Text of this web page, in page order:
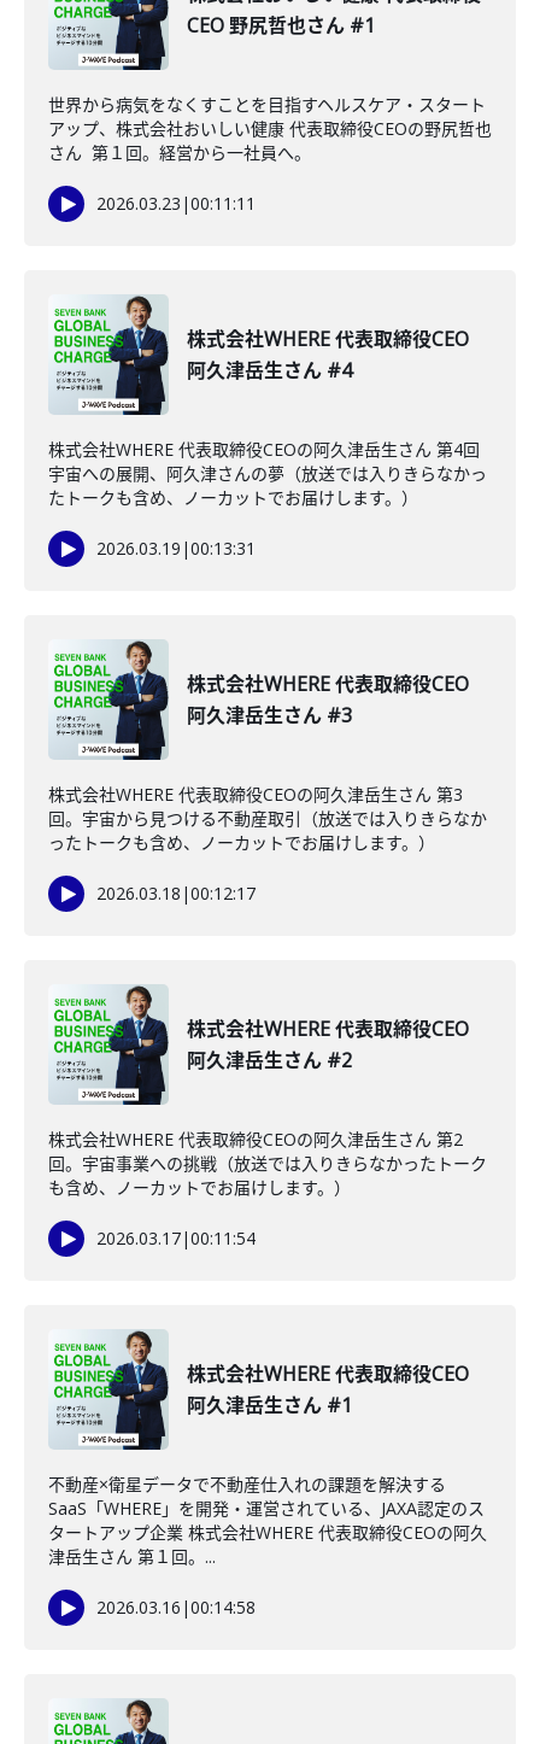
CEO 野尻哲也さん #1
世界から病気をなくすことを目指すヘルスケア・スタート
アップ、株式会社おいしい健康 代表取締役CEOの野尻哲也
さん 第１回。経営から一社員へ。
2026.03.23 |00:11:11
株式会社WHERE 代表取締役CEO
阿久津岳生さん #4
株式会社WHERE 代表取締役CEOの阿久津岳生さん 第4回
宇宙への展開、阿久津さんの夢（放送では入りきらなかっ
たトークも含め、ノーカットでお届けします。）
2026.03.19 |00:13:31
株式会社WHERE 代表取締役CEO
阿久津岳生さん #3
株式会社WHERE 代表取締役CEOの阿久津岳生さん 第3
回。宇宙から見つける不動産取引（放送では入りきらなか
ったトークも含め、ノーカットでお届けします。）
2026.03.18 |00:12:17
株式会社WHERE 代表取締役CEO
阿久津岳生さん #2
株式会社WHERE 代表取締役CEOの阿久津岳生さん 第2
回。宇宙事業への挑戦（放送では入りきらなかったトーク
も含め、ノーカットでお届けします。）
2026.03.17|00:11:54
株式会社WHERE 代表取締役CEO
阿久津岳生さん #1
不動産×衛星データで不動産仕入れの課題を解決する
SaaS「WHERE」を開発・運営されている、JAXA認定のス
タートアップ企業 株式会社WHERE 代表取締役CEOの阿久
津岳生さん 第１回。...
2026.03.16 |00:14:58